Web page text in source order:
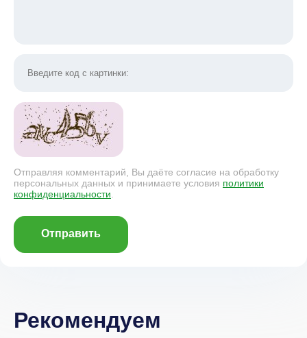
Отправляя комментарий, Вы даёте согласие на обработку
персональных данных и принимаете условия политики
конфиденциальности.
Отправить
Рекомендуем